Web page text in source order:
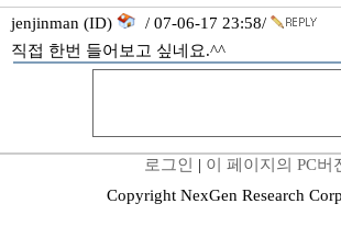
jenjinman (ID)
/ 07-06-17 23:58/
직접 한번 들어보고 싶네요.^^
로그인 | 이 페이지의 PC버
Copyright NexGen Research